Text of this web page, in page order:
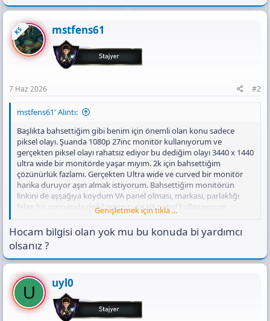
KS mstfens61
7 Haz 2026 #2
mstfens61' Alıntı:
Başlıkta bahsettiğim gibi benim için önemli olan konu sadece
piksel olayı. Şuanda 1080p 27inc monitör kullanıyorum ve
gerçekten piksel olayı rahatsız ediyor bu dediğim olayı 3440 x 1440
ultra wide bir monitörde yaşar mıyım. 2k için bahsettiğim
çözünürlük fazlamı. Gerçekten Ultra wide ve curved bir monitör
harika duruyor aşırı almak istiyorum. Bahsettiğim monitörün
linkini de aşşağıya koydum VA panel olması, markası, parlaklığı
felan hiç umrumda değil zaten şuan VA panel kullanıyorum
rahatsız olacağımı zannetmiyorum. Fiyatıda aşırı uygun sizce alınır
mı?
https://www.itopya.com/fazeon-x34f180qp-34-180hz-05ms-rgb-
hdmi-dp-adaptive-sync-hdr10-qhd-ss-va-curved-gaming-
monitor_u33253?
srsltid=AfmBOopf1gboqPKed9eXPPrSybNHnqycB78qEkJVaooqBZ
eYBDMXmiuc
https://www.itopya.com/fazeon-x34f180qp-34-180hz-05ms-rgb-
hdmi-dp-adaptive-sync-hdr10-qhd-ss-va-curved-gaming-
Genişletmek için tıkla ...
Hocam bilgisi olan yok mu bu konuda bi yardımcı
olsanız ?
U uyl0